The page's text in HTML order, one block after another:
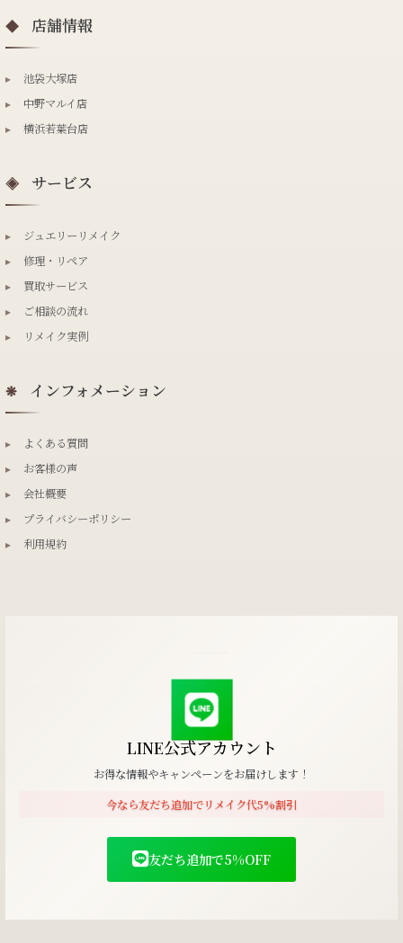
◆ 店舗情報
▸
池袋大塚店
▸
中野マルイ店
▸
横浜若葉台店
◈ サービス
▸
ジュエリーリメイク
▸
修理・リペア
▸
買取サービス
▸
ご相談の流れ
▸
リメイク実例
❋ インフォメーション
▸
よくある質問
▸
お客様の声
▸
会社概要
▸
プライバシーポリシー
▸
利用規約
LINE公式アカウント
お得な情報やキャンペーンをお届けします！
今なら友だち追加でリメイク代5%割引
友だち追加で5%OFF